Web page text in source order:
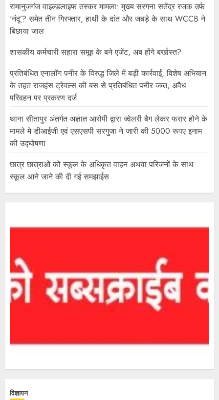
रामानुजगंज वाइल्डलाइफ तस्कर मामला: मुख्य सरगना सतेंद्र रजक उर्फ
‘नंदू’? समेत तीन गिरफ्तार, हाथी के दांत और जबड़े के साथ WCCB ने
बिछाया जाल
शासकीय कर्मचारी सहारा समूह के बने एजेंट, अब होंगे बर्खास्त?
प्रतिबंधित एनालॉग पनीर के विरुद्ध जिले में बड़ी कार्रवाई, विशेष अभियान
के तहत राजहंस ट्रेवल्स की बस से प्रतिबंधित पनीर जब्त, अवैध
परिवहन पर प्रकरण दर्ज
थाना सीतापुर अंतर्गत अज्ञात आरोपी द्वारा ज्वेलरी बैग लेकर फरार होने के
मामले मे डीआईजी एवं एसएसपी सरगुजा ने जारी की 5000 रूपए इनाम
की उद्घोषणा
छात्र छात्राओं कों स्कूल के अधिकृत वाहन अथवा परिजनों के साथ
स्कूल आने जाने की दी गई समझाईस
विज्ञापन